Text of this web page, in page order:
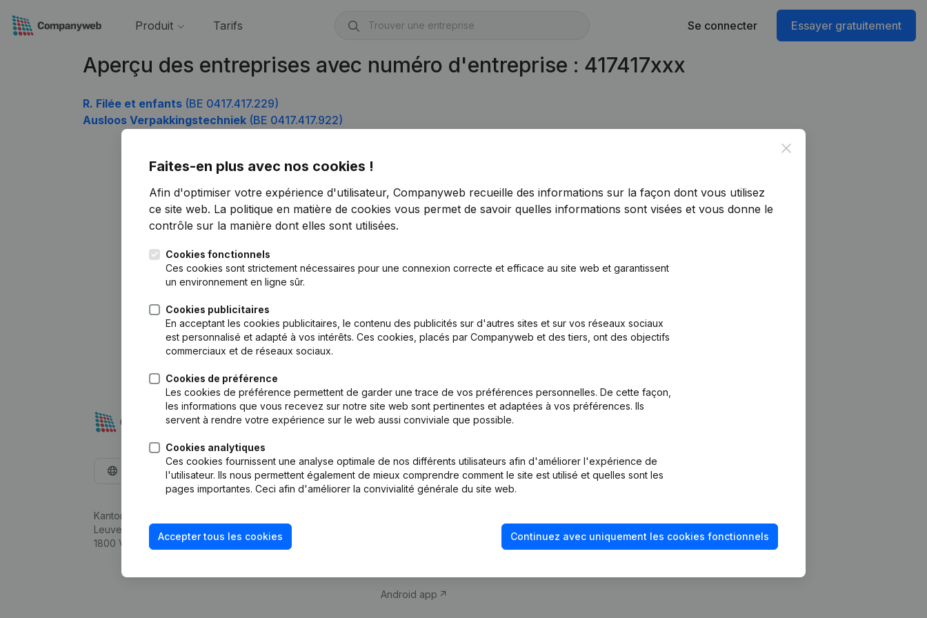
Produit Tarifs Se connecter Essayer gratuitement
Aperçu des entreprises avec numéro d'entreprise : 417417xxx
R. Filée et enfants (BE 0417.417.229)
Ausloos Verpakkingstechniek (BE 0417.417.922)
Close
Faites-en plus avec nos cookies !
Afin d'optimiser votre expérience d'utilisateur, Companyweb recueille des informations sur la façon dont vous utilisez
ce site web. La politique en matière de cookies vous permet de savoir quelles informations sont visées et vous donne le
contrôle sur la manière dont elles sont utilisées.
Cookies fonctionnels
Ces cookies sont strictement nécessaires pour une connexion correcte et efficace au site web et garantissent
un environnement en ligne sûr.
Cookies publicitaires
En acceptant les cookies publicitaires, le contenu des publicités sur d'autres sites et sur vos réseaux sociaux
est personnalisé et adapté à vos intérêts. Ces cookies, placés par Companyweb et des tiers, ont des objectifs
commerciaux et de réseaux sociaux.
Cookies de préférence
Les cookies de préférence permettent de garder une trace de vos préférences personnelles. De cette façon,
les informations que vous recevez sur notre site web sont pertinentes et adaptées à vos préférences. Ils
servent à rendre votre expérience sur le web aussi conviviale que possible.
Cookies analytiques
Ces cookies fournissent une analyse optimale de nos différents utilisateurs afin d'améliorer l'expérience de
l'utilisateur. Ils nous permettent également de mieux comprendre comment le site est utilisé et quelles sont les
pages importantes. Ceci afin d'améliorer la convivialité générale du site web.
Accepter tous les cookies Continuez avec uniquement les cookies fonctionnels
Français
Kantorenpark Everest
Leuvensesteenweg 248D,
1800 Vilvoorde
Produit
d’entreprise
Monitoring
Android app
fraude
Consulter des comptes annuels
Vérification de la solvabilité